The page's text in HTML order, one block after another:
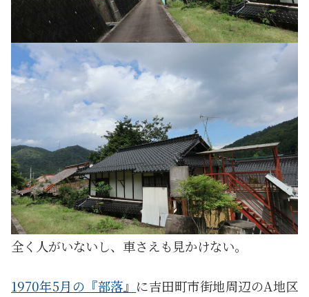
全く人がいないし、車さえも見かけない。
1970年5月の『部落』 に吉田町市街地周辺のA地区